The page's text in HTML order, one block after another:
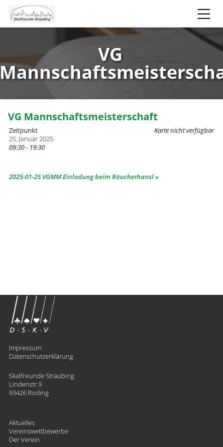
VG
VG Mannschaftsmeisterschaft
Karte nicht verfügbar
Zeitpunkt
25. Januar 2025
09:30 - 19:30
2025-01-25 VGMM Einladung beim Räucherhansl
Impressum
Datenschutzerklärung
Skatfreunde Straubing
Lindenstr.9
93426 Roding
Aktuelles
Vereinswettbewerbe
Der Verein